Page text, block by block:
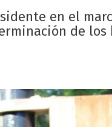
en el
de los